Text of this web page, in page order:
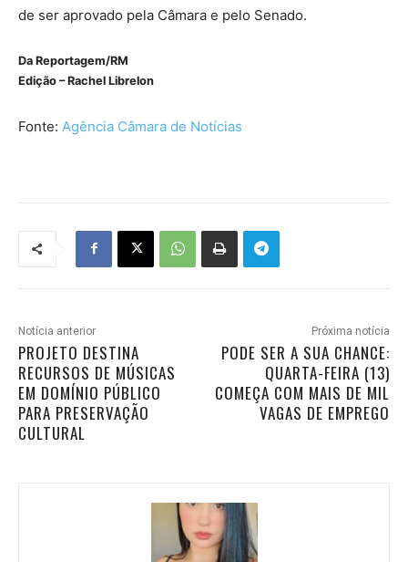
de ser aprovado pela Câmara e pelo Senado.
Da Reportagem/RM
Edição – Rachel Librelon
Fonte: Agência Câmara de Notícias
Notícia anterior
PROJETO DESTINA
RECURSOS DE MÚSICAS
EM DOMÍNIO PÚBLICO
PARA PRESERVAÇÃO
CULTURAL
Próxima notícia
PODE SER A SUA CHANCE:
QUARTA-FEIRA (13)
COMEÇA COM MAIS DE MIL
VAGAS DE EMPREGO